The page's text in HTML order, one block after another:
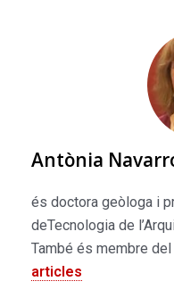
Antònia
és doctora geòloga i
deTecnologia de
També és membre del
articles